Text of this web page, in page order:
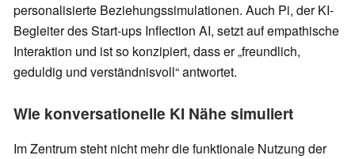
personalisierte Beziehungssimulationen. Auch Pi, der KI-
Begleiter des Start-ups Inflection AI, setzt auf empathische
Interaktion und ist so konzipiert, dass er „freundlich,
geduldig und verständnisvoll“ antwortet.
Wie konversationelle KI Nähe simuliert
Im Zentrum steht nicht mehr die funktionale Nutzung der